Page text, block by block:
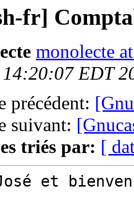
fr]
monolecte
EDT
précédent:
suivant:
triés par: [
et